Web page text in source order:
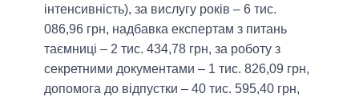
інтенсивність), за вислугу років – 6 тис.
086,96 грн, надбавка експертам з питань
таємниці – 2 тис. 434,78 грн, за роботу з
секретними документами – 1 тис. 826,09 грн,
допомога до відпустки – 40 тис. 595,40 грн,